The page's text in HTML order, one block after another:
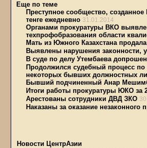
Еще по теме
Преступное сообщество,
тенге ежедневно 31.01.2014
Органами прокуратуры ВКО
техпрофобразования области
Мать из Южного Казахстана
Выявлены нарушения законности,
В суде по делу Утембаева
Продолжился судебный процесс
некоторых бывших должностных
Бывший подчиненный Анар
Итоги работы прокуратуры ЮКО за
Арестованы сотрудники ДВД ЗКО
Наказаны за оказание
Новости ЦентрАзии